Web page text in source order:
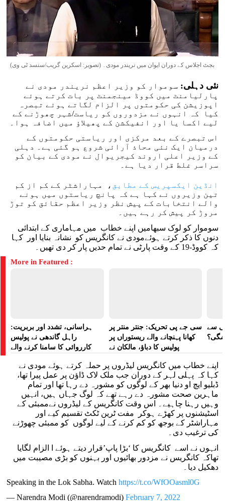
بجٹ اجلاس کے دوران ایوان میں نریندر مودی۔ (تصویر: اسکرین گریب/سنسد ٹی وی)
نئی دہلی: سوموار کو وزیر اعظم نریندر مودی نے
پارلیامنٹ میں کووڈ مینجمنٹ پر بات کرتے ہوئے
اپوزیشن کی حکومتوں پر الزام لگاتے ہوئے تبصرہ
کیا کہ انہوں نے مزدوروں کو ریاست/شہر چھوڑنے کے
لیے اکسا یا اور انفیکشن کے پھیلاؤ میں اضافہ ہوا۔
اس تبصرے کے بعد مرکزی اور ریاستی حکومتوں کے
درمیان ایک نئی محاذ آرائی شروع ہو گئی ہے۔ دہلی
کے وزیر اعلی اروند کیجریوال نے مودی کے بیان کو
سراسر غلط قرار دیا ہے۔
انڈین ایکسپریس کے مطابق ، مہاراشٹر کے کم از کم
تین وزیروں نے کہا ہے کہ پانچ ریاستوں میں ہونے
والے انتخابات کے پیش نظر وزیر اعظم حقائق کو توڑ
مروڑ کر پیش کر رہے ہیں۔
سوموار کو لوک سبھامیں اپنے خطاب میں مہاماری کے ابتدائی
دنوں کا ذکر کرتے ہوئےمودی نے کانگریس کو نشانہ بنایا اور کہا
کہ کووڈ-19 کے وقت پارٹی نے تمام حدیں پار کر دی تھیں۔
More in Featured :
ہراسانی، تشدد اور بربریت:
راہل گاندھی نے پولیس
کارروائی کا سامنا کرنے والے
سی جے پی تحریک: جنتر منتر پر
کھانا پہنچانے والے ریستوراں پر
پولیس کا دباؤ، مالکان نے
سے
اپنے خطاب میں کانگریس لیڈروں پر حملہ کرتے ہوئے مودی نے
کہا کہ پہلی لہر کے دوران جب ملک لاک ڈاؤن پر عمل پیرا تھا،
ڈبلیو ایچ او دنیا بھر کے لوگوں کو مشورہ دے رہا تھا اور تمام
ماہرین صحت مشورہ دے رہے تھے کہ لوگ جہاں ہیں، انہیں
وہیں رہنا چاہیے۔ اس وقت کانگریس کے لیڈروں نےممبئی کے
اسٹیشنوں پر کھڑے ہوکر مفت ٹرین ٹکٹ تقسیم کیے اور
مہاراشٹر کے بوجھ کو کم کرنے کے لیے لوگوں کو ممبئی چھوڑنے
کی ترغیب دی۔
انہوں نے اسے کانگریس کا ‘بڑا پاپ’قرار دیتے ہوئے ا الزام لگایا
تھاکہ کانگریس نے مزدور بھائیوں اور بہنوں کو بڑی مصیبت میں
دھکیل دیا۔
Speaking in the Lok Sabha. Watchhttps://t.co/WfOOasml0G
— Narendra Modi (@narendramodi)February 7, 2022